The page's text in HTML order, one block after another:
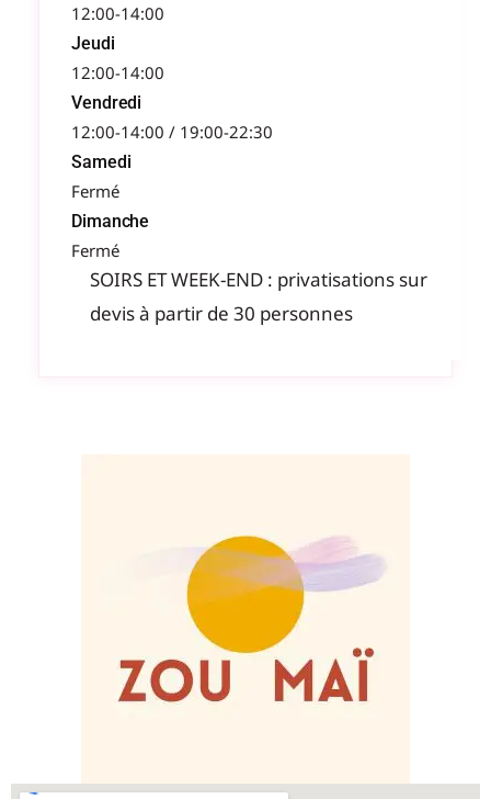
12:00-14:00
Jeudi
12:00-14:00
Vendredi
12:00-14:00 / 19:00-22:30
Samedi
Fermé
Dimanche
Fermé
SOIRS ET WEEK-END : privatisations sur
devis à partir de 30 personnes